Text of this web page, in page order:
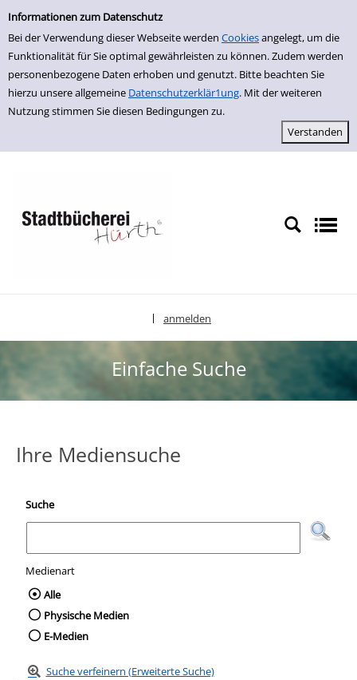
Einfache Suche
Informationen zum Datenschutz
Bei der Verwendung dieser Webseite werden Cookiesangelegt, um die
Funktionalität für Sie optimal gewährleisten zu können. Zudem werden
personenbezogene Daten erhoben und genutzt. Bitte beachten Sie
hierzu unsere allgemeine Datenschutzerklär1ung. Mit der weiteren
Nutzung stimmen Sie diesen Bedingungen zu.
zur Navigation springen
zum Inhalt springen
Zu den Suchfiltern springen
Zur Trefferliste springen
anmelden
Einfache Suche
Ihre Mediensuche
Suche
Medienart
Wählen Sie die Medienart nach der Sie
Alle
Physische Medien
E-Medien
Suche verfeinern (Erweiterte Suche)